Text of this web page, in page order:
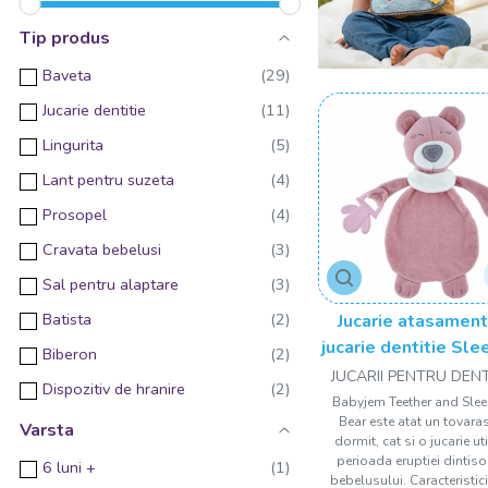
Tip produs
Baveta
Jucarie dentitie
Lingurita
Lant pentru suzeta
Prosopel
Cravata bebelusi
Sal pentru alaptare
Batista
Biberon
Dispozitiv de hranire
Manusa pentru dentitie
Perie pentru biberon
Varsta
6 luni +
Jucarie
jucarie dentitie
Friend BabyJem
JUCARII PENTRU
Babyjem Teether and
Bear este atat un
dormit, cat si o jucarie
perioada eruptiei
bebelusului.